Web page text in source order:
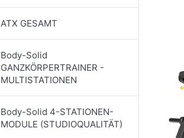
ATX GESAMT
Body-Solid
GANZKÖRPERTRAINER -
MULTISTATIONEN
Body-Solid 4-STATIONEN-
MODULE (STUDIOQUALITÄT)